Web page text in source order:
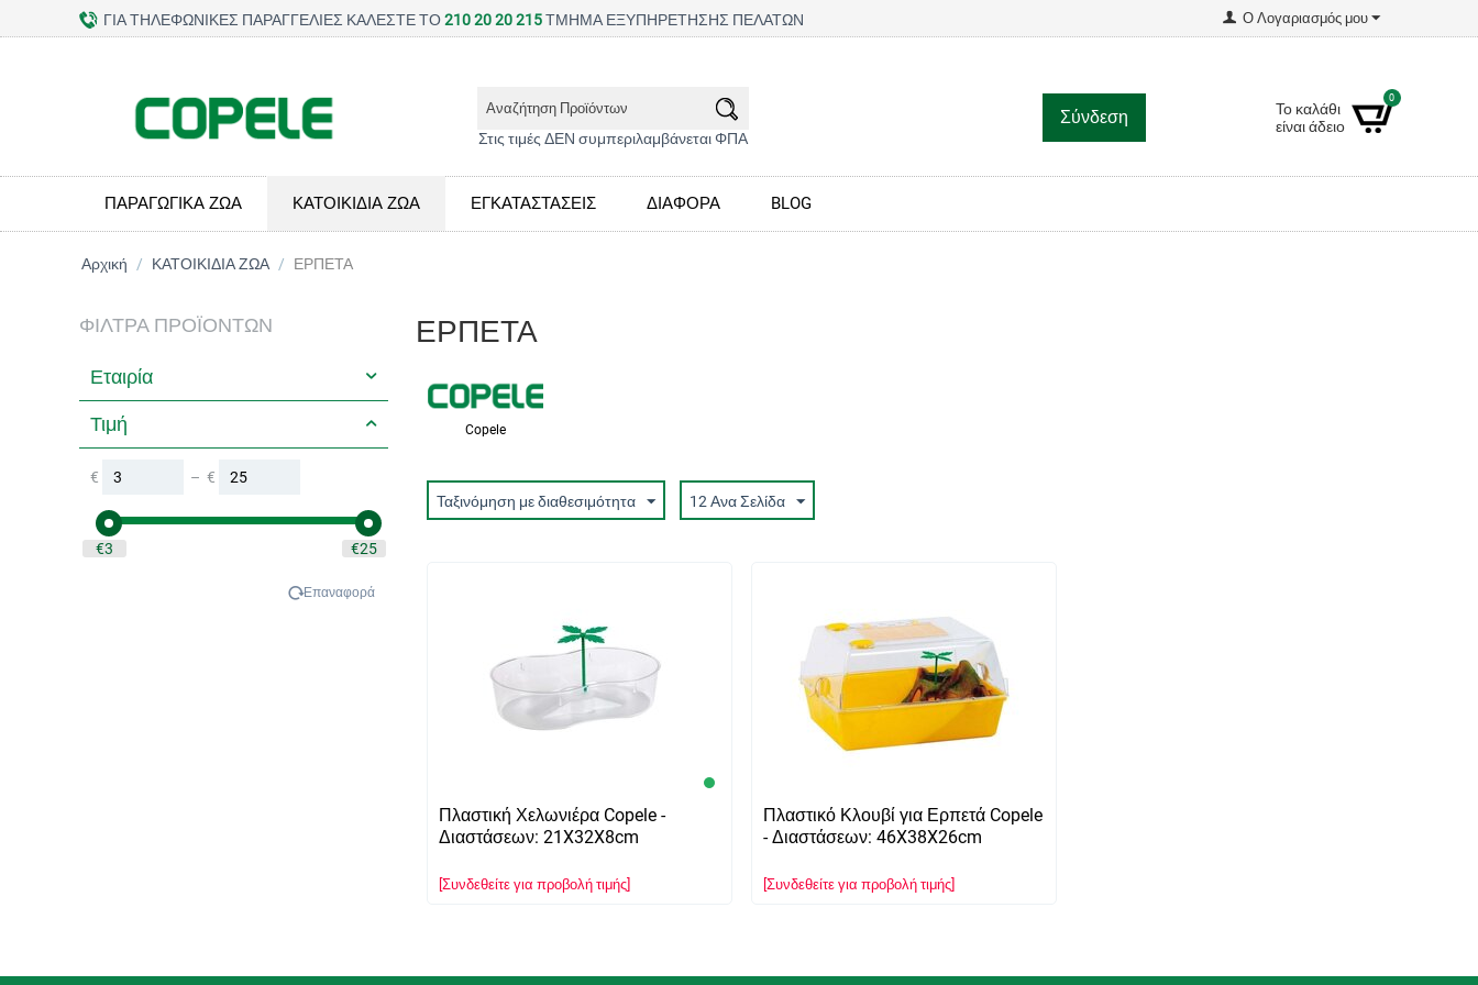
ΓΙΑ ΤΗΛΕΦΩΝΙΚΕΣ ΠΑΡΑΓΓΕΛΙΕΣ ΚΑΛΕΣΤΕ ΤΟ210 20 20 215ΤΜΗΜΑ ΕΞΥΠΗΡΕΤΗΣΗΣ ΠΕΛΑΤΩΝ Ο Λογαριασμός μου
Στις τιμές ΔΕΝ συμπεριλαμβάνεται ΦΠΑ
Σύνδεση
Το καλάθι
είναι άδειο
0
ΠΑΡΑΓΩΓΙΚΑ ΖΩΑ ΚΑΤΟΙΚΙΔΙΑ ΖΩΑ ΕΓΚΑΤΑΣΤΑΣΕΙΣ ΔΙΑΦΟΡΑ BLOG
Αρχική / ΚΑΤΟΙΚΙΔΙΑ ΖΩΑ / ΕΡΠΕΤΑ
ΦΊΛΤΡΑ ΠΡΟΪΌΝΤΩΝ
Εταιρία
Τιμή
€ – €
‎€3 ‎€25
Επαναφορά
ΕΡΠΕΤΑ
Copele
Ταξινόμηση με διαθεσιμότητα 12 Ανα Σελίδα
Πλαστική Χελωνιέρα Copele -
Διαστάσεων: 21X32X8cm
[Συνδεθείτε για προβολή τιμής]
Πλαστικό Κλουβί για Ερπετά Copele
- Διαστάσεων: 46X38X26cm
[Συνδεθείτε για προβολή τιμής]